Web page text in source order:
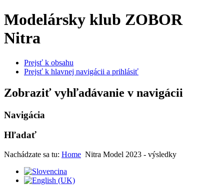
Modelársky klub ZOBOR
Nitra
Prejsť k obsahu
Prejsť k hlavnej navigácii a prihlásiť
Zobraziť vyhľadávanie v navigácii
Navigácia
Hľadať
Nachádzate sa tu: Home Nitra Model 2023 - výsledky